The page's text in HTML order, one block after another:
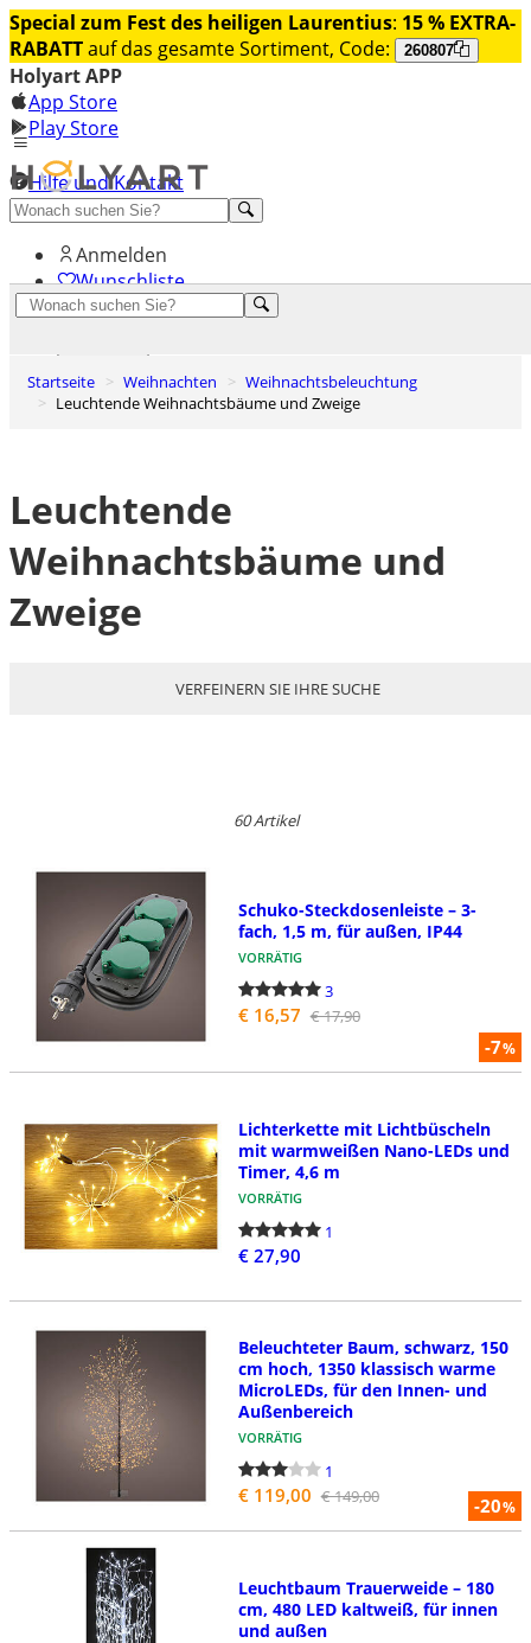
Special zum Fest des heiligen Laurentius: 15 % EXTRA-
RABATTauf das gesamte Sortiment, Code: 260807
Holyart APP
App Store
Play Store
Hilfe und Kontakt
Entdecken Sie Premium
Anmelden
Wunschliste
Startseite Weihnachten
Weihnachtsbeleuchtung
Leuchtende Weihnachtsbäume und Zweige
Leuchtende
Weihnachtsbäume und
Zweige
VERFEINERN SIE IHRE SUCHE
60 Artikel
-7%
Schuko-Steckdosenleiste – 3-
fach, 1,5 m, für außen, IP44
VORRÄTIG
3
€ 16,57 € 17,90
Lichterkette mit Lichtbüscheln
mit warmweißen Nano-LEDs und
Timer, 4,6 m
VORRÄTIG
1
€ 27,90
-20%
Beleuchteter Baum, schwarz, 150
cm hoch, 1350 klassisch warme
MicroLEDs, für den Innen- und
Außenbereich
VORRÄTIG
1
€ 119,00 € 149,00
Leuchtbaum Trauerweide – 180
cm, 480 LED kaltweiß, für innen
und außen